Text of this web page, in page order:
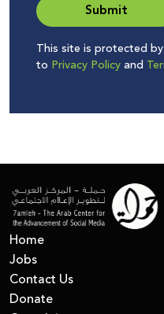
Submit
This site is protected
to Privacy Policyand
Home
Jobs
Contact Us
Donate